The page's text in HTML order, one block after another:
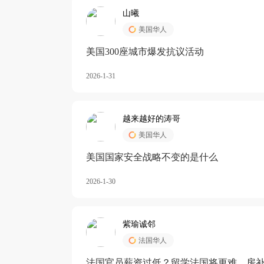
山曦
美国华人
美国300座城市爆发抗议活动
2026-1-31
越来越好的涛哥
美国华人
美国国家安全战略不变的是什么
2026-1-30
紫瑜诚邻
法国华人